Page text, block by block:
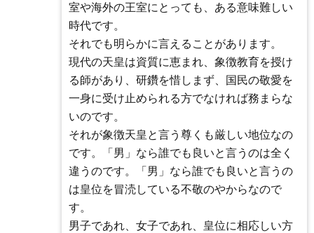
室や海外の王室にとっても、ある意味難しい
時代です。
それでも明らかに言えることがあります。
現代の天皇は資質に恵まれ、象徴教育を授け
る師があり、研鑽を惜しまず、国民の敬愛を
一身に受け止められる方でなければ務まらな
いのです。
それが象徴天皇と言う尊くも厳しい地位なの
です。「男」なら誰でも良いと言うのは全く
違うのです。「男」なら誰でも良いと言うの
は皇位を冒涜している不敬のやからなので
す。
男子であれ、女子であれ、皇位に相応しい方